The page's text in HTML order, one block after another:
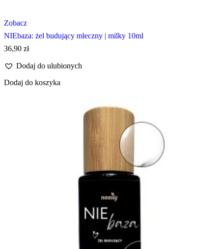
Zobacz
NIEbaza: żel budujący mleczny | milky 10ml
36,90 zł
Dodaj do ulubionych
Dodaj do koszyka